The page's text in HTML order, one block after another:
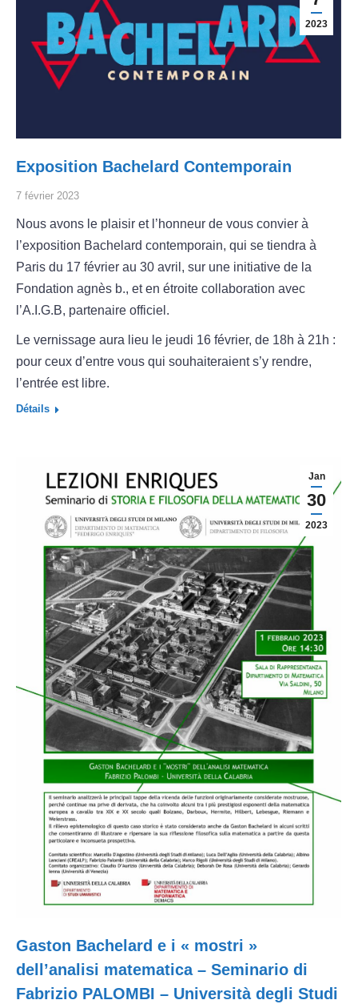
2023
Exposition Bachelard Contemporain
7 février 2023
Nous avons le plaisir et l’honneur de vous convier à
l’exposition Bachelard contemporain, qui se tiendra à
Paris du 17 février au 30 avril, sur une initiative de la
Fondation agnès b., et en étroite collaboration avec
l’A.I.G.B, partenaire officiel.
Le vernissage aura lieu le jeudi 16 février, de 18h à 21h :
pour ceux d’entre vous qui souhaiteraient s’y rendre,
l’entrée est libre.
Détails
Jan
30
2023
Gaston Bachelard e i « mostri »
dell’analisi matematica – Seminario di
Fabrizio PALOMBI – Università degli Studi